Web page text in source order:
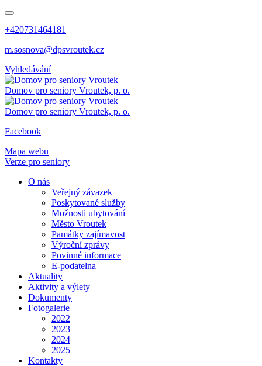
+420731464181
m.sosnova@dpsvroutek.cz
Vyhledávání
Domov pro seniory Vroutek, p. o.
Domov pro seniory Vroutek, p. o.
Facebook
Mapa webu
Verze pro seniory
O nás
Veřejný závazek
Poskytované služby
Možnosti ubytování
Město Vroutek
Památky zajímavost
Výroční zprávy
Povinné informace
E-podatelna
Aktuality
Aktivity a výlety
Dokumenty
Fotogalerie
2022
2023
2024
2025
Kontakty